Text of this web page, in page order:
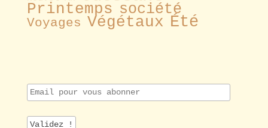
Printemps société
Voyages Végétaux Été
E
m
i